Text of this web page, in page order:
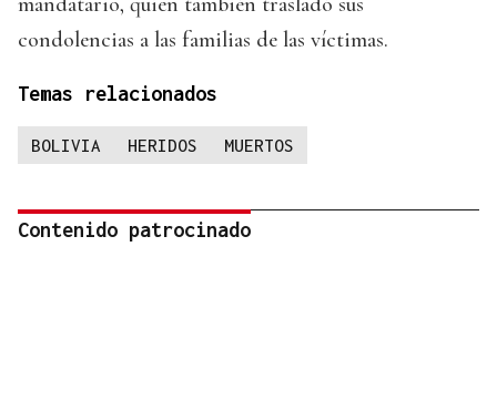
condolencias a las familias de las víctimas.
Temas relacionados
BOLIVIA HERIDOS MUERTOS
Contenido patrocinado